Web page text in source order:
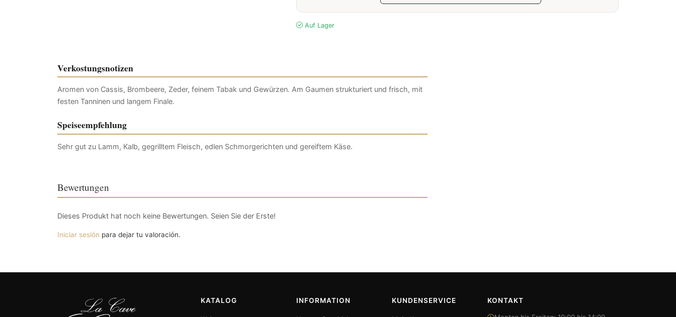
Auf Lager
Verkostungsnotizen
Aromen von Cassis, Brombeere, Zeder, feinem Tabak und Gewürzen. Am Gaumen strukturiert und frisch, mit
festen Tanninen und langem Finale.
Speiseempfehlung
Sehr gut zu Lamm, Kalb, gegrilltem Fleisch, edlen Schmorgerichten und gereiftem Käse.
Bewertungen
Dieses Produkt hat noch keine Bewertungen. Seien Sie der Erste!
Iniciar sesión para dejar tu valoración.
KATALOG INFORMATION KUNDENSERVICE KONTAKT